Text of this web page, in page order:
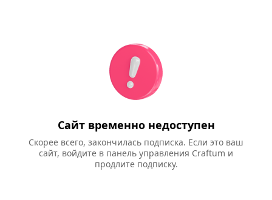
Сайт временно недоступен
Скорее всего, закончилась подписка. Если это ваш
сайт, войдите в панель управления Craftum и
продлите подписку.